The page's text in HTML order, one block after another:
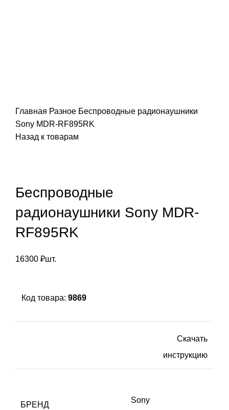
Главная Разное Беспроводные радионаушники
Sony MDR-RF895RK
Назад к товарам
Беспроводные
радионаушники Sony MDR-
RF895RK
16300 ₽шт.
Код товара: 9869
Скачать
инструкцию
БРЕНД
Sony